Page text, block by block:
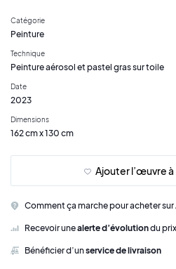
Catégorie
Peinture
Technique
Peinture aérosol et pastel gras sur toile
Date
2023
Dimensions
162 cm x 130 cm
Ajouter l’œuvre à
Comment ça marche pour acheter sur
Recevoir unealerte d’évolutiondu prix
Bénéficier d’unservice de livraison